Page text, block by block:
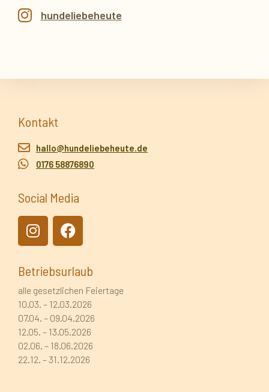
hundeliebeheute
Kontakt
hallo@hundeliebeheute.de
0176 58876890
Social Media
Betriebsurlaub
alle gesetzlichen Feiertage
10.03. – 12.03.2026
07.04. – 09.04.2026
12.05. – 13.05.2026
02.06. – 18.06.2026
22.12. – 31.12.2026